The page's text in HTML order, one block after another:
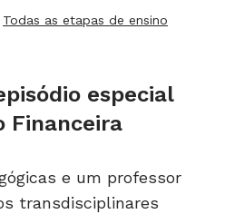
Todas as etapas de ensino
especial
Financeira
e um professor
transdisciplinares